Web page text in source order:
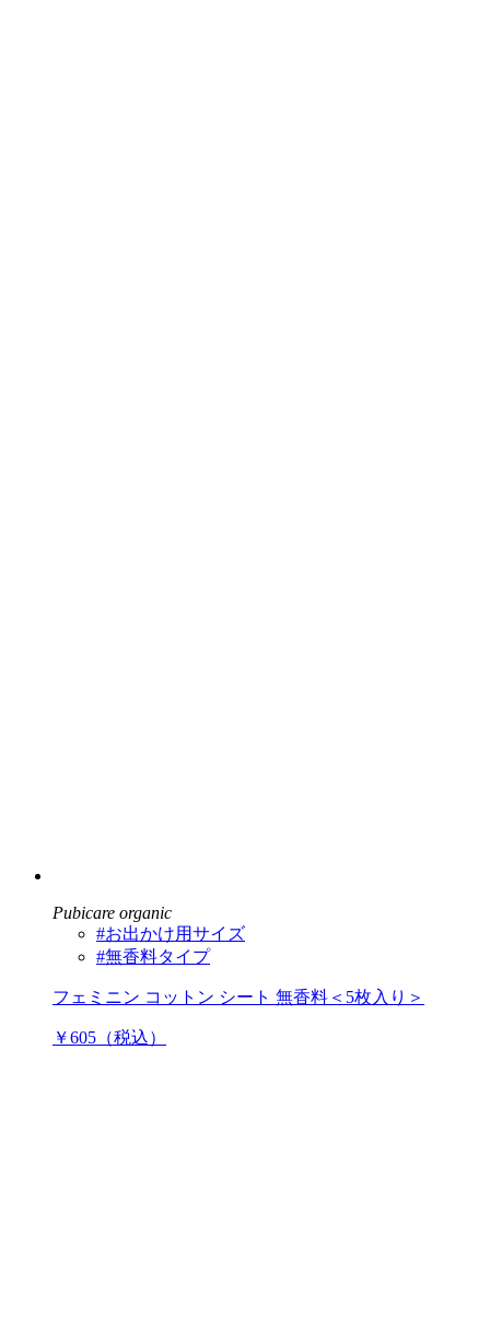
Pubicare organic
#お出かけ用サイズ
#無香料タイプ
フェミニン コットン シート 無香料＜5枚入り＞
￥605（税込）